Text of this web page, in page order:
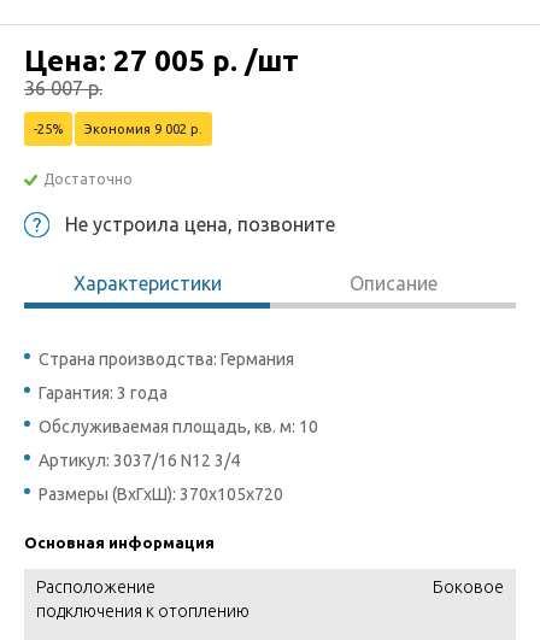
Цена: 27 005 р. /шт
36 007р.
-25% Экономия 9 002 р.
Достаточно
Не устроила цена, позвоните
Характеристики Описание
Страна производства: Германия
Гарантия: 3 года
Обслуживаемая площадь, кв. м: 10
Артикул: 3037/16 N12 3/4
Размеры (ВхГхШ): 370х105х720
Основная информация
Расположение
подключения к отоплению
Боковое